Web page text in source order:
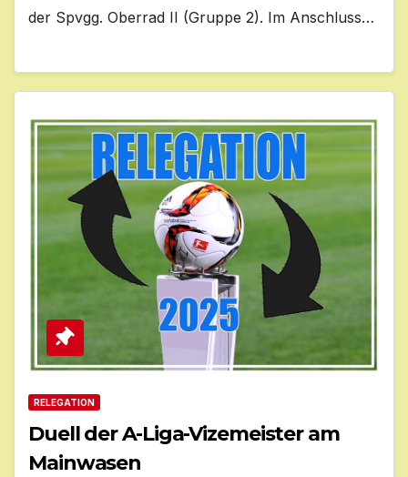
der Spvgg. Oberrad II (Gruppe 2). Im Anschluss…
RELEGATION
Duell der A-Liga-Vizemeister am
Mainwasen